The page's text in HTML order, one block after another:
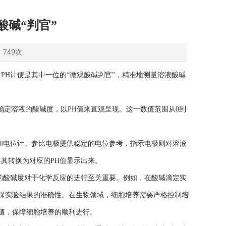
碱“判官”
749次
便是其中一位的“微观酸碱判官”，精准地测量溶液酸碱
溶液的酸碱度，以PH值来直观呈现。这一数值范围从0到
计。参比电极提供稳定的电位参考，指示电极则对溶液
转换为对应的PH值显示出来。
度对于化学反应的进行至关重要。例如，在酸碱滴定实
实验结果的准确性。在生物领域，细胞培养需要严格控制培
保障细胞培养的顺利进行。